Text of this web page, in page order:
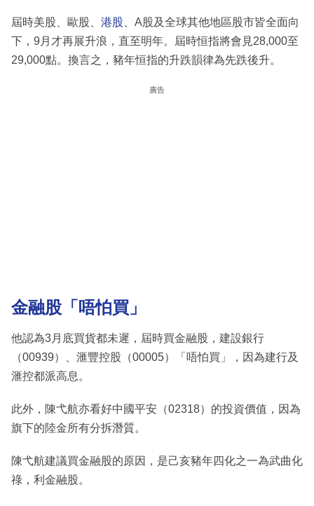
屆時美股、歐股、 港股 、A股及全球其他地區股市皆全面向
下，9月才再展升浪，直至明年。屆時恒指將會見28,000至
29,000點。換言之，豬年恒指的升跌韻律為先跌後升。
廣告
金融股「唔怕買」
他認為3月底買貨都未遲，屆時買金融股，建設銀行
（00939）、滙豐控股（00005）「唔怕買」，因為建行及
滙控都派高息。
此外，陳弋航亦看好中國平安（02318）的投資價值，因為
旗下的陸金所有分拆潛質。
陳弋航建議買金融股的原因，是己亥豬年四化之一為武曲化
祿，利金融股。